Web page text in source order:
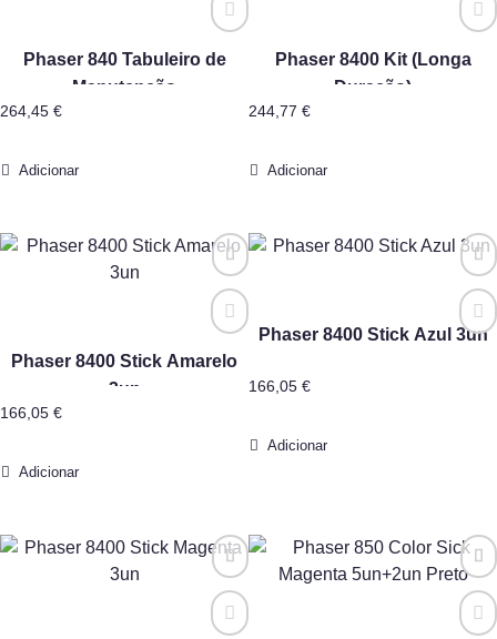
Phaser 840 Tabuleiro de
Manutenção
264,45 €
Adicionar
Phaser 8400 Kit (Longa
Duração)
244,77 €
Adicionar
Phaser 8400 Stick Amarelo
3un
166,05 €
Adicionar
Phaser 8400 Stick Azul 3un
166,05 €
Adicionar